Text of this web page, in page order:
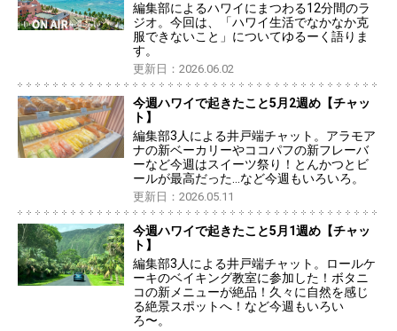
編集部によるハワイにまつわる12分間のラ
ジオ。今回は、「ハワイ生活でなかなか克
服できないこと」についてゆるーく語りま
す。
更新日：2026.06.02
今週ハワイで起きたこと5月2週め【チャッ
ト】
編集部3人による井戸端チャット。アラモア
ナの新ベーカリーやココパフの新フレーバ
ーなど今週はスイーツ祭り！とんかつとビ
ールが最高だった…など今週もいろいろ。
更新日：2026.05.11
今週ハワイで起きたこと5月1週め【チャッ
ト】
編集部3人による井戸端チャット。ロールケ
ーキのベイキング教室に参加した！ボタニ
コの新メニューが絶品！久々に自然を感じ
る絶景スポットへ！など今週もいろい
ろ〜。